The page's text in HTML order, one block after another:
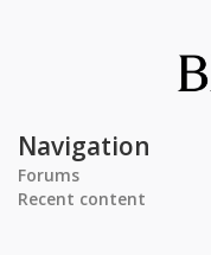
Navigation
Forums
Recent content